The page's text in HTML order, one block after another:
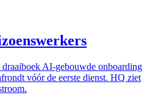
AI-gebouwde onboarding
vóór de eerste dienst. HQ ziet